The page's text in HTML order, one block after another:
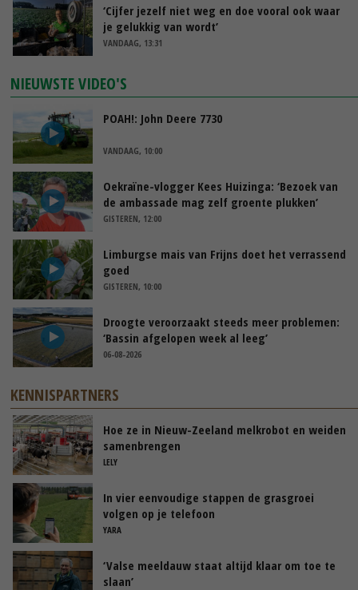
‘Cijfer jezelf niet weg en doe vooral ook waar
je gelukkig van wordt’
VANDAAG, 13:31
NIEUWSTE VIDEO'S
POAH!: John Deere 7730
VANDAAG, 10:00
Oekraïne-vlogger Kees Huizinga: ‘Bezoek van
de ambassade mag zelf groente plukken’
GISTEREN, 12:00
Limburgse mais van Frijns doet het verrassend
goed
GISTEREN, 10:00
Droogte veroorzaakt steeds meer problemen:
‘Bassin afgelopen week al leeg’
06-08-2026
KENNISPARTNERS
Hoe ze in Nieuw-Zeeland melkrobot en weiden
samenbrengen
LELY
In vier eenvoudige stappen de grasgroei
volgen op je telefoon
YARA
‘Valse meeldauw staat altijd klaar om toe te
slaan’